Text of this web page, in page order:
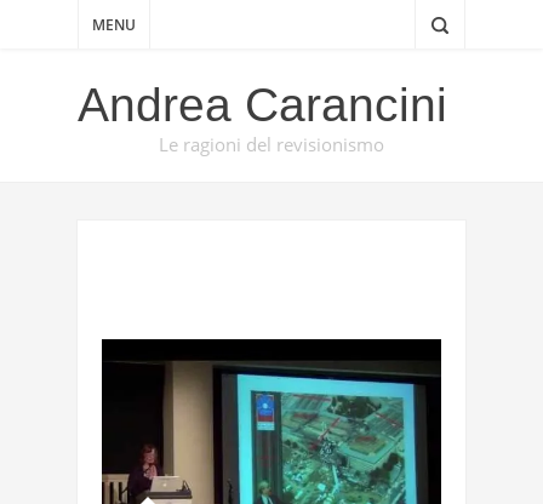
MENU
Andrea Carancini
Le ragioni del revisionismo